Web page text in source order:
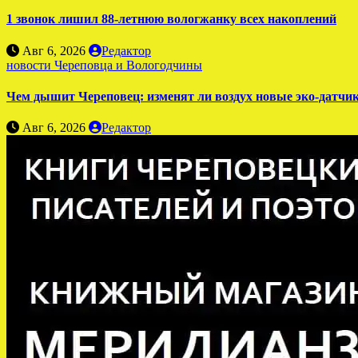
1 звонок лишил 88-летнюю вологжанку всех накоплений
Авг 6, 2026
Редактор
новости Череповца и Вологодчины
Чем дышит Череповец: изменят ли воздух новые эко-
Авг 6, 2026 Редактор